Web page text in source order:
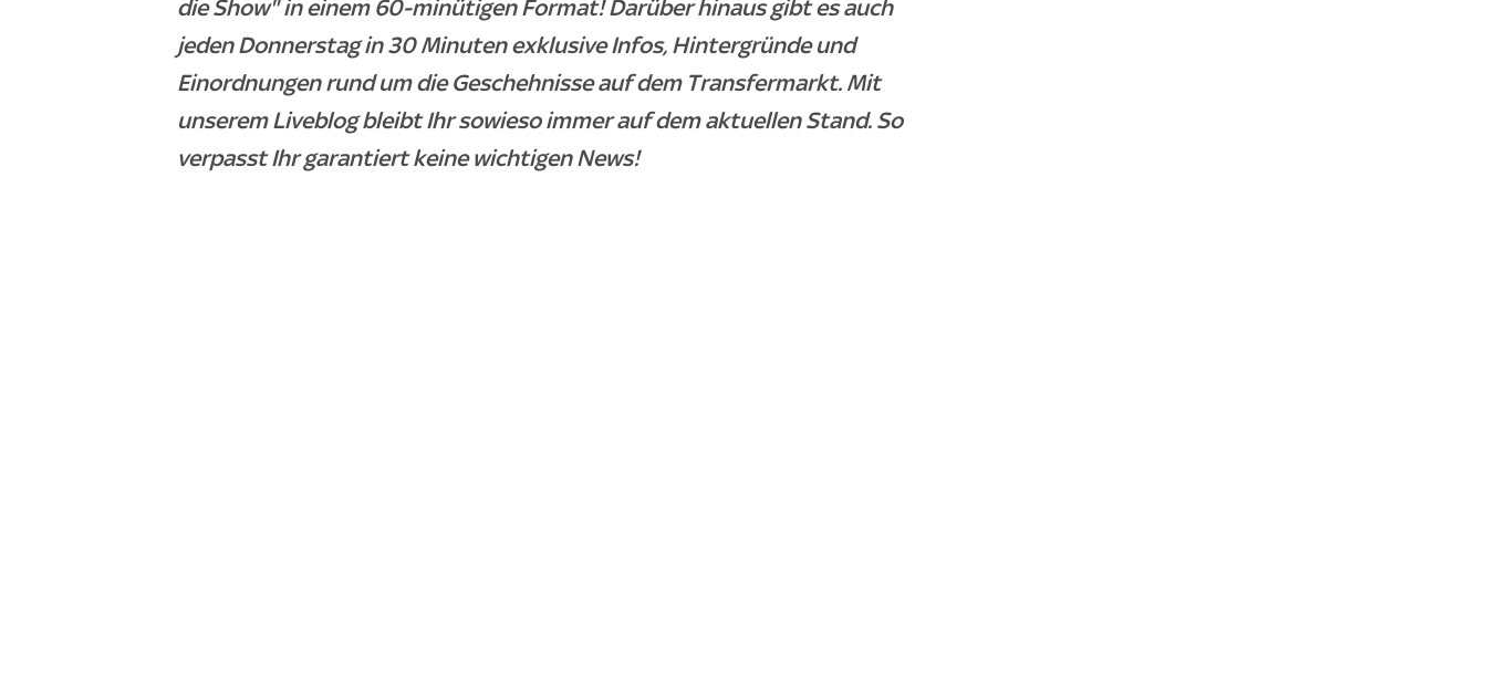
die Show" in einem 60-minütigen Format! Darüber hinaus gibt es auch
jeden Donnerstag in 30 Minuten exklusive Infos, Hintergründe und
Einordnungen rund um die Geschehnisse auf dem Transfermarkt. Mit
unserem Liveblog bleibt Ihr sowieso immer auf dem aktuellen Stand. So
verpasst Ihr garantiert keine wichtigen News!